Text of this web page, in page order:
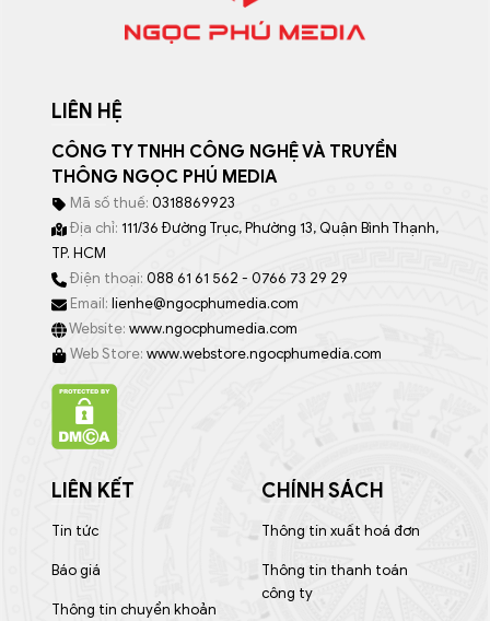
LIÊN HỆ
CÔNG TY TNHH CÔNG NGHỆ VÀ TRUYỀN
THÔNG NGỌC PHÚ MEDIA
Mã số thuế: 0318869923
Địa chỉ: 111/36 Đường Trục, Phường 13, Quận Bình Thạnh,
TP. HCM
Điện thoại: 088 61 61 562 - 0766 73 29 29
Email: lienhe@ngocphumedia.com
Website: www.ngocphumedia.com
Web Store: www.webstore.ngocphumedia.com
LIÊN KẾT
Tin tức
Báo giá
Thông tin chuyển khoản
CHÍNH SÁCH
Thông tin xuất hoá đơn
Thông tin thanh toán
công ty